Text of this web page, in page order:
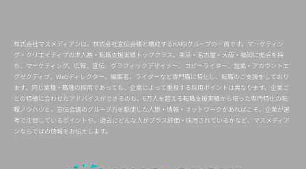
株式会社マスメディアンは、株式会社宣伝会議と構成するKAIGIグループの一員です。マーケティン
グ・クリエイティブの求人数・転職支援実績トップクラス。東京・名古屋・大阪・福岡に拠点を持
ち、マーケティング、広報、宣伝、グラフィックデザイナー、コピーライター、営業・アカウントエ
グゼクティブ、Webディレクター、編集者、ライターなど専門職に特化し、転職のご支援をしており
ます。同じ業種・職種の採用であっても、企業によって重視する採用ポイントは異なります。企業ご
との特徴に合わせたアドバイスができるのも、6万人を超える転職支援実績から培った専門特化の転
職ノウハウと、宣伝会議のグループ力を駆使した人脈・情報・ネットワークがあればこそ。企業が選
考で注目しているポイントや、過去にどんな人がプラス評価・採用されているかなど、マスメディア
ンならではの情報をお伝えします。